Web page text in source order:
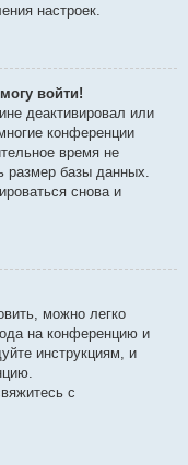
настроек.
войти!
деактивировал или
конференции
время не
базы данных.
снова и
можно легко
на конференцию и
инструкциям, и
с